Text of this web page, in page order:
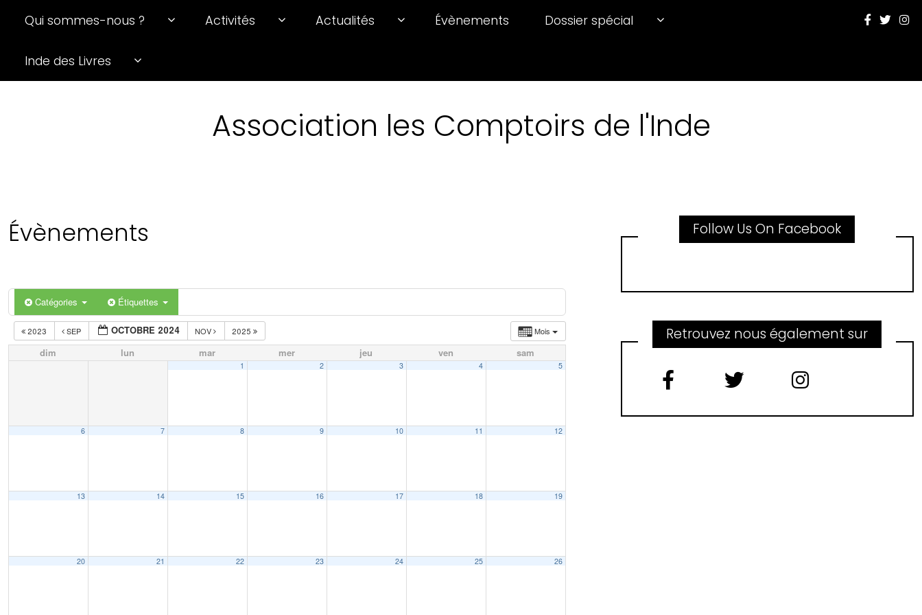
Qui sommes-nous ? Activités Actualités Évènements Dossier spécial
Inde des Livres
Association les Comptoirs de l'Inde
Évènements
Catégories Étiquettes
Mois
2023 SEP OCTOBRE 2024 NOV 2025
dim lun mar mer jeu ven sam
1 2 3 4 5
6 7 8 9 10 11 12
13 14 15 16 17 18 19
20 21 22 23 24 25 26
Follow Us On Facebook
Retrouvez nous également sur